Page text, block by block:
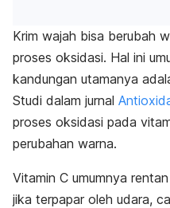
Krim wajah bisa berubah
proses oksidasi. Hal ini
kandungan utamanya
Studi dalam jurnal
proses oksidasi pada
perubahan warna.
Vitamin C umumnya
jika terpapar oleh udara,